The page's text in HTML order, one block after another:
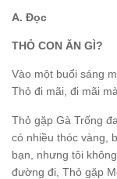
A. Đọc
THỎ CON ĂN GÌ?
Vào một buổi sáng
Thỏ đi mãi, đi mãi
Thỏ gặp Gà Trống
có nhiều thóc vàng,
bạn, nhưng tôi
đường đi, Thỏ gặp